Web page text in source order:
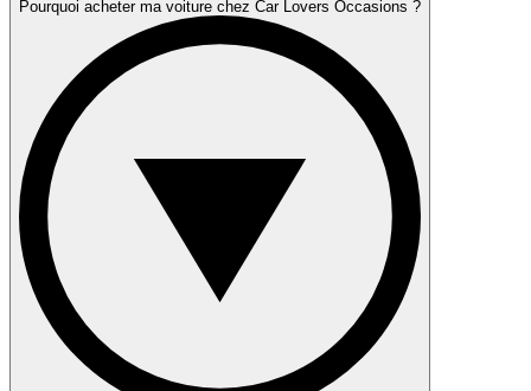
Pourquoi acheter ma voiture chez Car Lovers Occasions ?